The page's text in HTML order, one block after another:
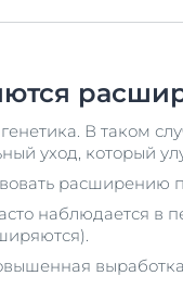
В таком
уход, который
расширению
наблюдается в